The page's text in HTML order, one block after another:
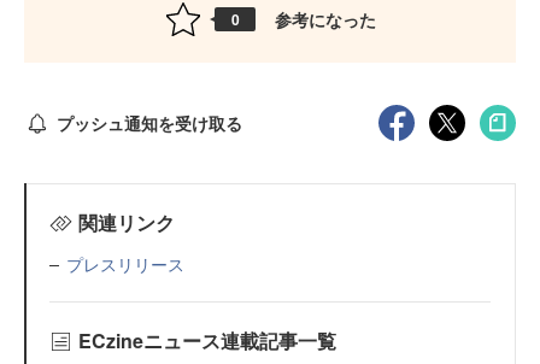
0 参考になった
プッシュ通知を受け取る
関連リンク
プレスリリース
ECzineニュース連載記事一覧